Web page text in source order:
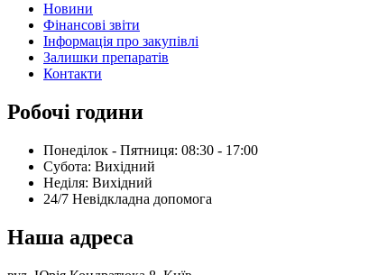
Новини
Фінансові звіти
Інформація про закупівлі
Залишки препаратів
Контакти
Робочі години
Понеділок - Пятниця: 08:30 - 17:00
Субота: Вихідний
Нeділя: Вихідний
24/7 Невідкладна допомога
Наша адреса